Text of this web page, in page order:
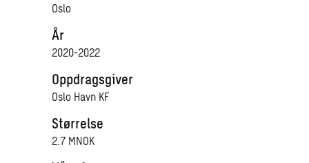
Oslo
År
2020-2022
Oppdragsgiver
Oslo Havn KF
Størrelse
2.7 MNOK